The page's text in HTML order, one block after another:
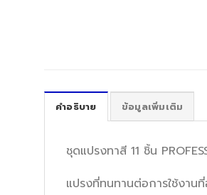
คำอธิบาย ข้อมูลเพิ่มเติม
ชุดแปรงทาสี 11 ชิ้น
แปรงที่ทนทานต่อการใช้งาน